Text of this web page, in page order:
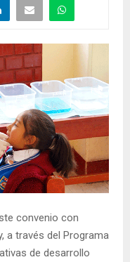
convenio con
a través del Programa
de desarrollo